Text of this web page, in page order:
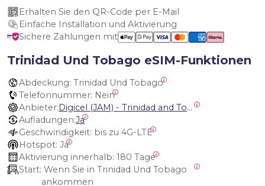
Erhalten Sie den QR-Code per E-Mail
Einfache Installation und Aktivierung
Sichere Zahlungen mit
Trinidad Und Tobago eSIM-Funktionen
Abdeckung: Trinidad Und Tobago
Telefonnummer: Nein
Anbieter:
Digicel (JAM) - Trinidad and Tobago
Aufladungen:Ja
Geschwindigkeit: bis zu 4G-LTE
Hotspot: Ja
Aktivierung innerhalb: 180 Tage
Start:
ankommen